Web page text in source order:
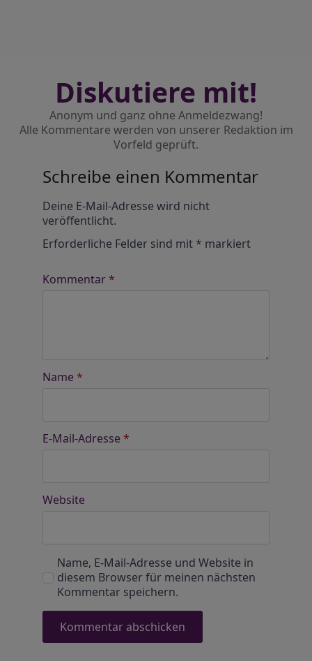
Diskutiere mit!
Anonym und ganz ohne Anmeldezwang!
Alle Kommentare werden von unserer Redaktion im
Vorfeld geprüft.
Schreibe einen Kommentar
Deine E-Mail-Adresse wird nicht
veröffentlicht.
Erforderliche Felder sind mit* markiert
Kommentar*
Name *
E-Mail-Adresse *
Website
Name, E-Mail-Adresse und Website in
diesem Browser für meinen nächsten
Kommentar speichern.